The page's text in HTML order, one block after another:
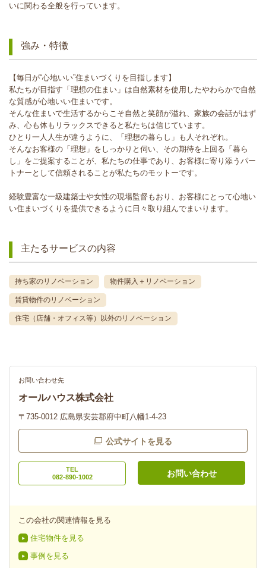
いに関わる全般を行っています。
強み・特徴
【毎日が“心地いい”住まいづくりを目指します】
私たちが目指す「理想の住まい」は自然素材を使用したやわらかで自然
な質感が心地いい住まいです。
そんな住まいで生活するからこそ自然と笑顔が溢れ、家族の会話がはず
み、心も体もリラックスできると私たちは信じています。
ひとり一人人生が違うように、「理想の暮らし」も人それぞれ。
そんなお客様の「理想」をしっかりと伺い、その期待を上回る「暮ら
し」をご提案することが、私たちの仕事であり、お客様に寄り添うパー
トナーとして信頼されることが私たちのモットーです。
経験豊富な一級建築士や女性の現場監督もおり、お客様にとって心地い
い住まいづくりを提供できるように日々取り組んでまいります。
主たるサービスの内容
持ち家のリノベーション 物件購入＋リノベーション
賃貸物件のリノベーション
住宅（店舗・オフィス等）以外のリノベーション
お問い合わせ先
オールハウス株式会社
〒735-0012 広島県安芸郡府中町八幡1-4-23
公式サイトを見る
TEL
082-890-1002
お問い合わせ
この会社の関連情報を見る
住宅物件を見る
事例を見る